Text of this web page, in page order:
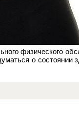
физического
о состоянии